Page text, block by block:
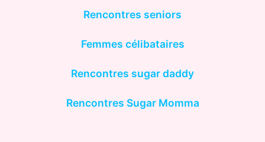
Rencontres seniors
Femmes célibataires
Rencontres sugar daddy
Rencontres Sugar Momma